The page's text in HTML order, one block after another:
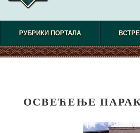
РУБРИКИ ПОРТАЛА
ОСВЕЋЕЊЕ